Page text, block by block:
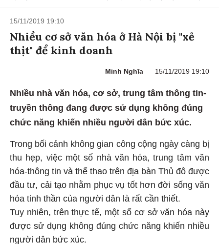
15/11/2019 19:10
Nhiều cơ sở văn hóa ở Hà Nội bị "xẻ
thịt" để kinh doanh
Minh Nghĩa 15/11/2019 19:10
Nhiều nhà văn hóa, cơ sở, trung tâm thông tin-
truyền thông đang được sử dụng không đúng
chức năng khiến nhiều người dân bức xúc.
Trong bối cảnh không gian công cộng ngày càng bị
thu hẹp, việc một số nhà văn hóa, trung tâm văn
hóa-thông tin và thể thao trên địa bàn Thủ đô được
đầu tư, cải tạo nhằm phục vụ tốt hơn đời sống văn
hóa tinh thần của người dân là rất cần thiết.
Tuy nhiên, trên thực tế, một số cơ sở văn hóa này
được sử dụng không đúng chức năng khiến nhiều
người dân bức xúc.